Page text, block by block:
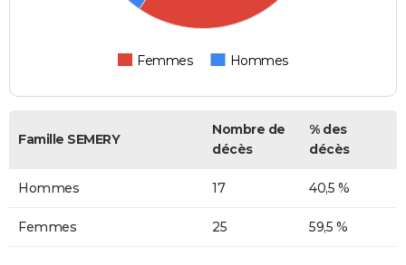
Femmes Hommes
Famille SEMERY
Nombre de
décès
% des
décès
Hommes 17 40,5 %
Femmes 25 59,5 %